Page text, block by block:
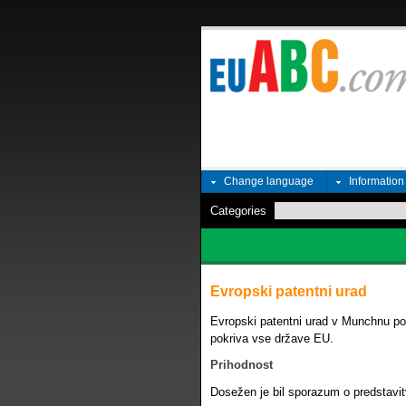
Change language
Categories
Evropski patentni urad
Evropski patentni urad v Munchnu
pokriva vse države EU.
Prihodnost
Dosežen je bil sporazum o